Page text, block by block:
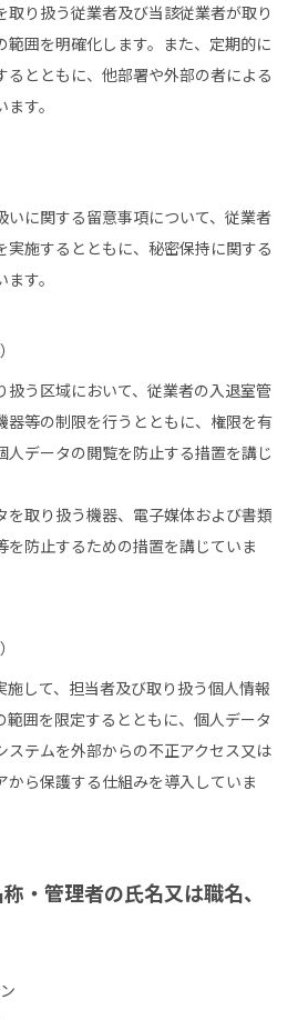
取り扱う従業者及び当該従業者が取り
範囲を明確化します。また、定期的に
るとともに、他部署や外部の者による
す。
いに関する留意事項について、従業者
実施するとともに、秘密保持に関する
す。
扱う区域において、従業者の入退室管
器等の制限を行うとともに、権限を有
人データの閲覧を防止する措置を講じ
を取り扱う機器、電子媒体および書類
を防止するための措置を講じていま
施して、担当者及び取り扱う個人情報
範囲を限定するとともに、個人データ
ステムを外部からの不正アクセス又は
から保護する仕組みを導入していま
・管理者の氏名又は職名、